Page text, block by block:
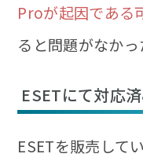
Proが起因である
ると問題がなかっ
ESETにて対応
ESETを販売して